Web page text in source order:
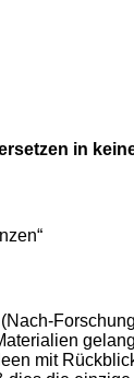
in
mit